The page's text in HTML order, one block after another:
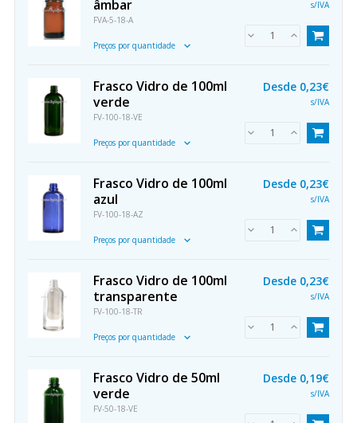
âmbar
FVA-5-18-A
Preços por quantidade
s/IVA
Frasco Vidro de 100ml
verde
FV-100-18-VE
Preços por quantidade
Desde 0,23€
s/IVA
Frasco Vidro de 100ml
azul
FV-100-18-AZ
Preços por quantidade
Desde 0,23€
s/IVA
Frasco Vidro de 100ml
transparente
FV-100-18-TR
Preços por quantidade
Desde 0,23€
s/IVA
Frasco Vidro de 50ml
verde
FV-50-18-VE
Desde 0,19€
s/IVA